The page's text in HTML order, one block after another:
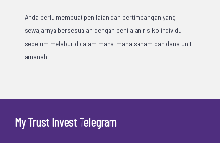
Anda perlu membuat penilaian dan pertimbangan yang
sewajarnya bersesuaian dengan penilaian risiko individu
sebelum melabur didalam mana-mana saham dan dana unit
amanah.
My Trust Invest Telegram